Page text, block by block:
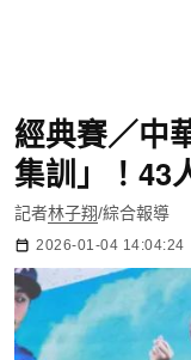
經典賽／中
集訓」！43
記者林子翔/綜合報導
2026-01-04 14:04:24